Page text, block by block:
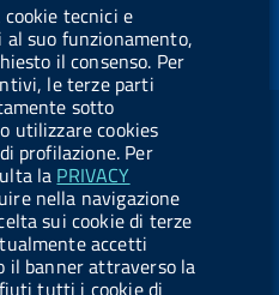
tecnici e
suo funzionamento,
il consenso. Per
le terze parti
sotto
utilizzare cookies
profilazione. Per
la PRIVACY
nella navigazione
sui cookie di terze
accetti
il banner attraverso la
tutti i cookie di